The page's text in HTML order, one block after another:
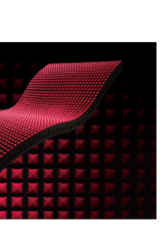
タンマットレスの厚さに対して